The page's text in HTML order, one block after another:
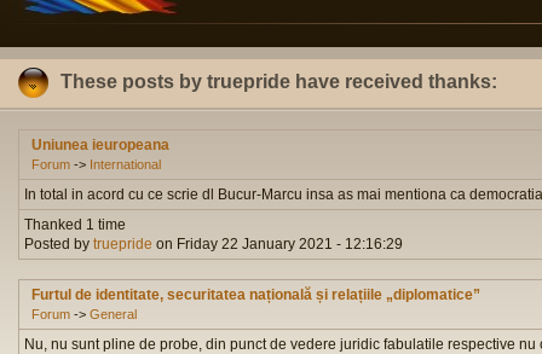
These posts by truepride have received thanks:
Uniunea ieuropeana
Forum -> International
In total in acord cu ce scrie dl Bucur-Marcu insa as mai mentiona ca
Thanked 1 time
Posted by truepride on Friday 22 January 2021 - 12:16:29
Furtul de identitate, securitatea națională și relațiile „diplomatice”
Forum -> General
Nu, nu sunt pline de probe, din punct de vedere juridic fabulatile respective